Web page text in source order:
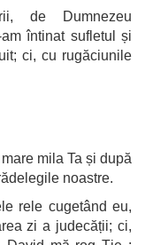
de Dumnezeu
întinat sufletul și
ci, cu rugăciunile
mila Ta și după
noastre.
rele cugetând eu,
zi a judecății; ci,